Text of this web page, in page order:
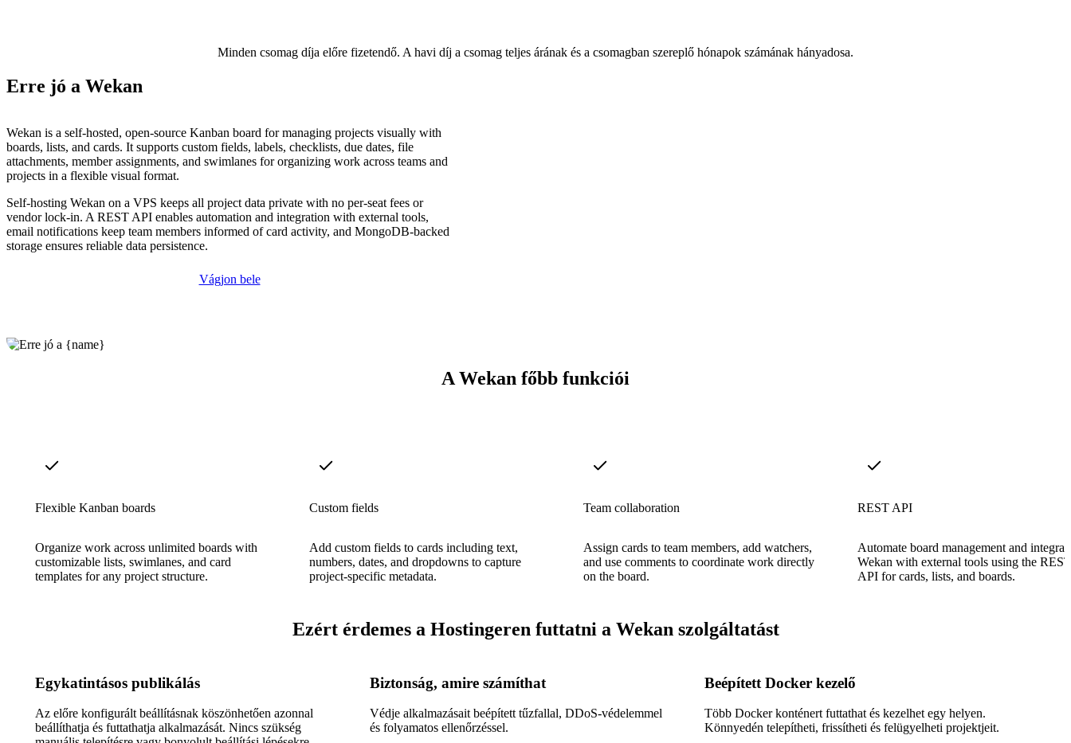
Minden csomag díja előre fizetendő. A havi díj a csomag teljes árának és a csomagban szereplő hónapok számának hányadosa.
Erre jó a Wekan
Wekan is a self-hosted, open-source Kanban board for managing projects visually with
boards, lists, and cards. It supports custom fields, labels, checklists, due dates, file
attachments, member assignments, and swimlanes for organizing work across teams and
projects in a flexible visual format.
Self-hosting Wekan on a VPS keeps all project data private with no per-seat fees or
vendor lock-in. A REST API enables automation and integration with external tools,
email notifications keep team members informed of card activity, and MongoDB-backed
storage ensures reliable data persistence.
Vágjon bele
A Wekan főbb funkciói
Flexible Kanban boards
Organize work across unlimited boards with
customizable lists, swimlanes, and card
templates for any project structure.
Custom fields
Add custom fields to cards including text,
numbers, dates, and dropdowns to capture
project-specific metadata.
Team collaboration
Assign cards to team members, add watchers,
and use comments to coordinate work directly
on the board.
REST API
Automate board management and
Wekan with external tools using the REST
API for cards, lists, and boards.
Ezért érdemes a Hostingeren futtatni a Wekan szolgáltatást
Egykatintásos publikálás
Az előre konfigurált beállításnak köszönhetően azonnal
beállíthatja és futtathatja alkalmazását. Nincs szükség
Biztonság, amire számíthat
Védje alkalmazásait beépített tűzfallal, DDoS-védelemmel
és folyamatos ellenőrzéssel.
Beépített Docker kezelő
Több Docker konténert futtathat és kezelhet egy helyen.
Könnyedén telepítheti, frissítheti és felügyelheti projektjeit.